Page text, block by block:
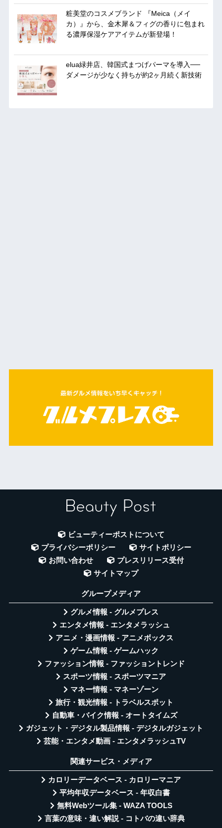
粧美堂のコスメブランド 『Meica（メイ
カ）』から、金木犀＆フィグの香りに包まれ
る濃厚保湿ケアアイテムが新登場！
elua緑井店、韓国式まつげパーマを導入──
ダメージが少なく持ちが約2ヶ月続く新技術
ビューティーポストについて
プライバシーポリシー
サイトポリシー
お問い合わせ
プレスリリース受付
サイトマップ
グループメディア
グルメ情報 - グルメプレス
エンタメ情報 - エンタメラッシュ
アニメ・漫画情報 - アニメボックス
ゲーム情報 - ゲームハック
ファッション情報 - ファッショントレンド
スポーツ情報 - スポーツマニア
マネー情報 - マネーゾーン
旅行・観光情報 - トラベルスポット
自動車・バイク情報 - オートタイムズ
ガジェット・デジタル製品情報 - デジタルガジェット
芸能・エンタメ動画 - エンタメラッシュTV
関連サービス・メディア
カロリーデータベース - カロリーマニア
平均年収データベース - 年収白書
無料Webツール集 - WAZA TOOLS
言葉の意味・違い解説 - コトバの違い辞典